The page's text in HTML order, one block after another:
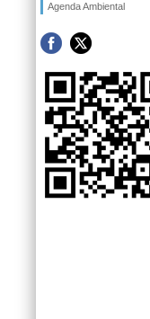
Agenda Ambiental